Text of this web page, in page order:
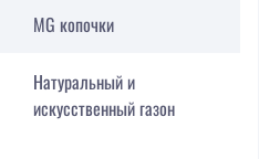
MG копочки
Натуральный и
искусственный газон